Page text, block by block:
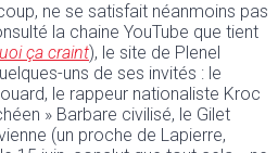
ne se satisfait néanmoins pas
la chaine YouTube que tient
ça craint), le site de Plenel
uns de ses invités : le
le rappeur nationaliste Kroc
» Barbare civilisé, le Gilet
(un proche de Lapierre,